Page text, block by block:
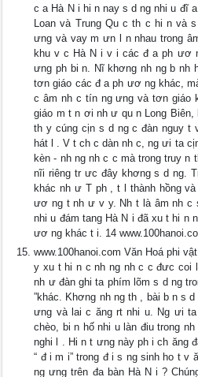
c a Hà N i hi n nay s d ng nhi u đĩ
Loan và Trung Qu c th c hi n và
ưng và vay m ưn l n nhau trong
khu v c Hà N i v i các đ a ph ươ
ưng ph bi n. Nĩ khơng nh ng b nh
tơn giáo các đ a ph ươ ng khác,
c âm nh c tín ng ưng và tơn giáo
giáo m t n ơi nh ư qu n Long
th y cúng cịn s d ng c đàn nguy t
hát l . V t ch c dàn nh c, ng ưi ta
kèn - nh ng nh c c mà trong truy n
nĩi riêng tr ưc đây khơng s d ng.
khác nh ư T ph , t l thành hồng
ươ ng t nh ư v y. Nh t là âm nh c
nhi u đám tang Hà N i đã xu t hi n
ươ ng khác t i. 14
www.100hanoi.com Văn Hoá phi
y xu t hi n c nh ng nh c c đưc coi
nh ư đàn ghi ta phím lõm s d ng
”khác. Khơng nh ng th , bài b n s
ưng và lai c ăng rt nhi u. Ng ưi
chèo, bi n hố nhi u làn điu trong
nghi l . Hi n t ưng này ph i ch ăng
“ đ i m i” trong đ i s ng sinh ho t v
ng ưng trên đa bàn Hà N i ?